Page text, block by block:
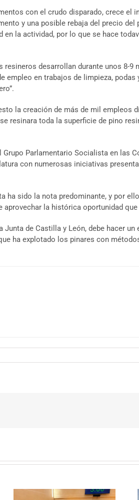
con el crudo disparado, crece el
y una posible rebaja del precio
la actividad, por lo que se hace
desarrollan durante unos 8-
en trabajos de limpieza,
la creación de más de mil
resinara toda la superficie de pino
Parlamentario Socialista en las
con numerosas iniciativas
ha sido la nota predominante, y por
la histórica oportunidad
de Castilla y León, debe hacer
ha explotado los pinares con